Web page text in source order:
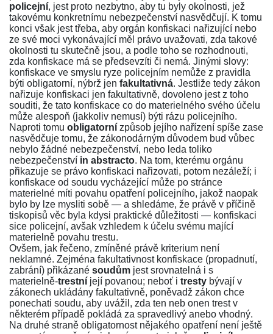
policejní, jest proto nezbytno, aby tu byly okolnosti, jež
takovému konkretnímu nebezpečenství nasvědčují. K tomu
konci však jest třeba, aby orgán konfiskaci nařizující nebo
ze své moci vykonávající měl právo uvažovati, zda takové
okolnosti tu skutečně jsou, a podle toho se rozhodnouti,
zda konfiskace má se předsevzíti či nemá. Jinými slovy:
konfiskace ve smyslu ryze policejním nemůže z pravidla
býti obligatorní, nýbrž jen fakultativná. Jestliže tedy zákon
nařizuje konfiskaci jen fakultativně, dovoleno jest z toho
souditi, že tato konfiskace co do materielného svého účelu
může alespoň (jakkoliv nemusí) býti rázu policejního.
Naproti tomu obligatorní způsob jejího nařízení spíše zase
nasvědčuje tomu, že zákonodárným důvodem bud vůbec
nebylo žádné nebezpečenství, nebo leda toliko
nebezpečenství in abstracto. Na tom, kterému orgánu
přikazuje se právo konfiskaci nařizovati, potom nezáleží; i
konfiskace od soudu vycházející může po stránce
materielné míti povahu opatření policejního, jakož naopak
bylo by lze mysliti sobě — a shledáme, že právě v příčině
tiskopisů věc byla kdysi praktické důležitosti — konfiskaci
sice policejní, avšak vzhledem k účelu svému mající
materielně povahu trestu.
Ovšem, jak řečeno, zmíněné právě kriterium není
neklamné. Zejména fakultativnost konfiskace (propadnutí,
zabrání) přikázané soudům jest srovnatelná i s
materielně-trestní její povanou; neboť i tresty bývají v
zákonech ukládány fakultativně, poněvadž zákon chce
ponechati soudu, aby uvážil, zda ten neb onen trest v
některém případě pokládá za spravedlivý anebo vhodný.
Na druhé straně obligatornost nějakého opatření není ještě